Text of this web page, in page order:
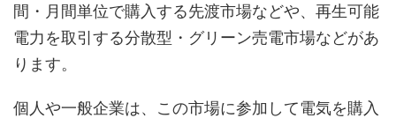
間・月間単位で購入する先渡市場などや、再生可能
電力を取引する分散型・グリーン売電市場などがあ
ります。
個人や一般企業は、この市場に参加して電気を購入